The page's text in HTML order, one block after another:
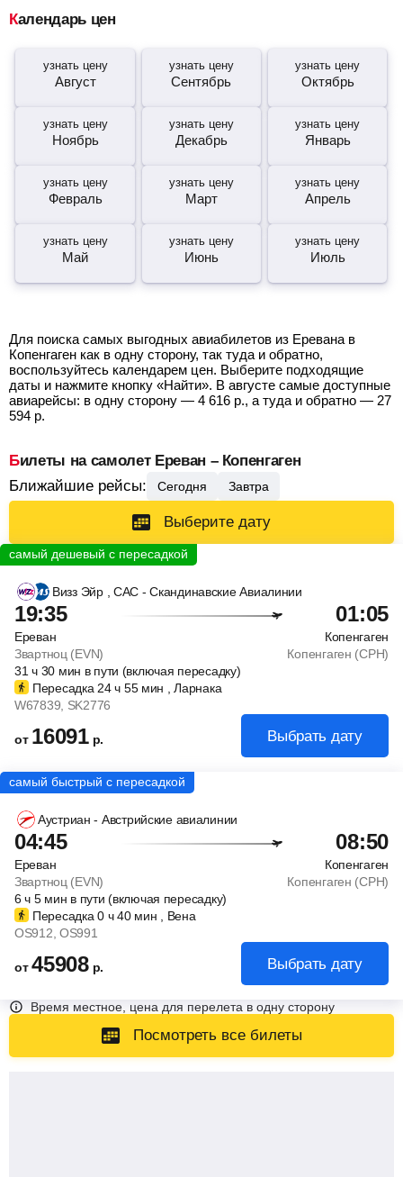
Календарь цен
узнать цену
Август
узнать цену
Сентябрь
узнать цену
Октябрь
узнать цену
Ноябрь
узнать цену
Декабрь
узнать цену
Январь
узнать цену
Февраль
узнать цену
Март
узнать цену
Апрель
узнать цену
Май
узнать цену
Июнь
узнать цену
Июль
Для поиска самых выгодных авиабилетов из Еревана в
Копенгаген как в одну сторону, так туда и обратно,
воспользуйтесь календарем цен. Выберите подходящие
даты и нажмите кнопку «Найти». В августе самые доступные
авиарейсы: в одну сторону — 4 616 р., а туда и обратно — 27
594 р.
Билеты на самолет Ереван – Копенгаген
Ближайшие рейсы:
Сегодня Завтра
Выберите дату
Визз Эйр , САС - Скандинавские Авиалинии
19:35 01:05
Ереван
Копенгаген
Звартноц (EVN)
Копенгаген (CPH)
31ч30 мин в пути (включая пересадку)
Пересадка 24ч 55 мин , Ларнака
W67839 , SK2776
от 16091 р. Выбрать дату
Аустриан - Австрийские авиалинии
04:45 08:50
Ереван
Копенгаген
Звартноц (EVN)
Копенгаген (CPH)
6ч 5 мин в пути (включая пересадку)
Пересадка 0 ч40 мин , Вена
OS912 , OS991
от45908 р. Выбрать дату
Время местное, цена для перелета в одну сторону
Посмотреть все билеты